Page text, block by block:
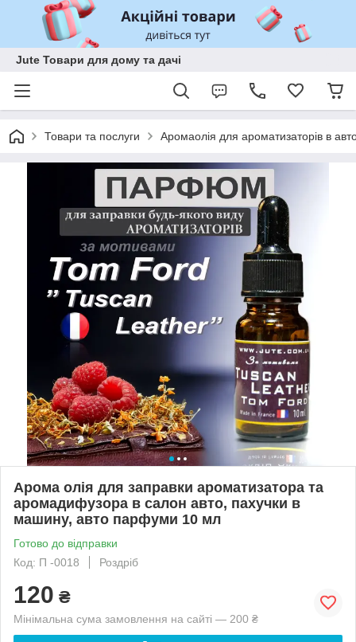
Jute Товари для дому та дачі
Товари та послуги Аромаолія для ароматизаторів в
Арома олія для заправки ароматизатора та
аромадифузора в салон авто, пахучки в
машину, авто парфуми 10 мл
Готово до відправки
Код: П -0018
Роздріб
120 ₴
Мінімальна сума замовлення на сайті — 200 ₴